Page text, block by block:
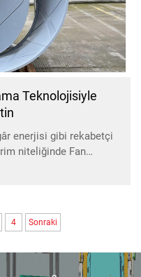
Teknolojisiyle
enerjisi gibi rekabetçi
niteliğinde Fan
standartları yeniden
4 Sonraki